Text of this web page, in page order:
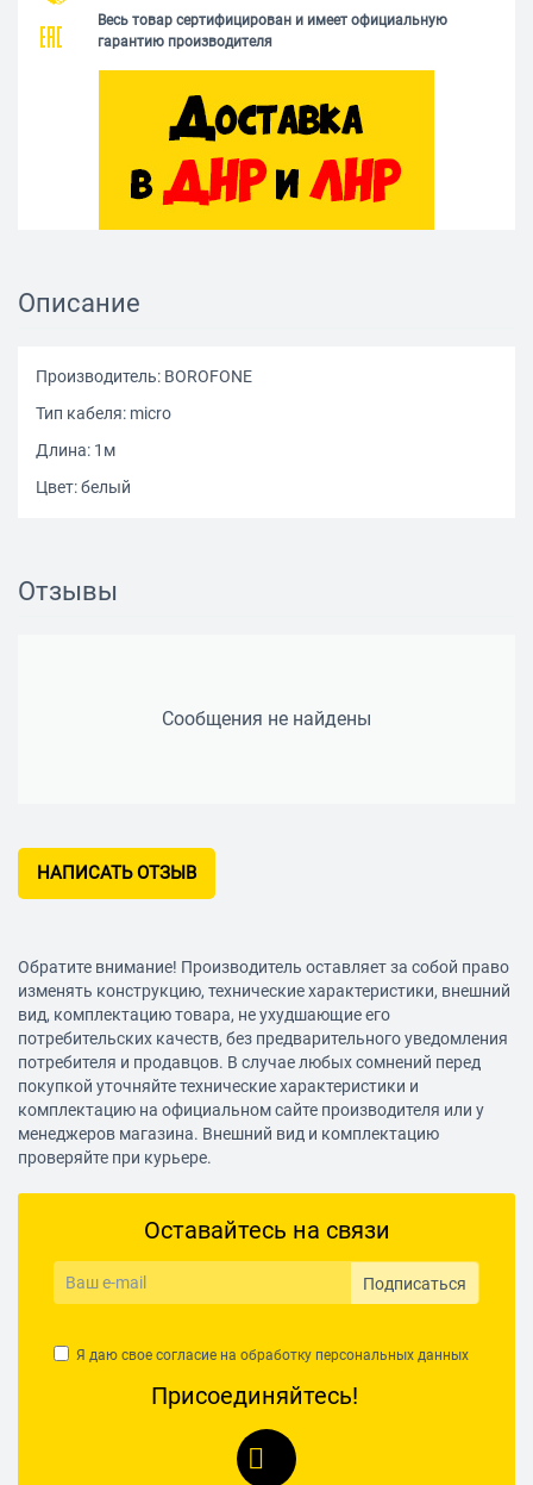
Весь товар сертифицирован и имеет официальную
гарантию производителя
Описание
Производитель: BOROFONE
Тип кабеля: micro
Длина: 1м
Цвет: белый
Отзывы
Сообщения не найдены
НАПИСАТЬ ОТЗЫВ
Обратите внимание! Производитель оставляет за собой право
изменять конструкцию, технические характеристики, внешний
вид, комплектацию товара, не ухудшающие его
потребительских качеств, без предварительного уведомления
потребителя и продавцов. В случае любых сомнений перед
покупкой уточняйте технические характеристики и
комплектацию на официальном сайте производителя или у
менеджеров магазина. Внешний вид и комплектацию
проверяйте при курьере.
Оставайтесь на связи
Подписаться
Я даю свое согласие на обработку персональных данных
Присоединяйтесь!